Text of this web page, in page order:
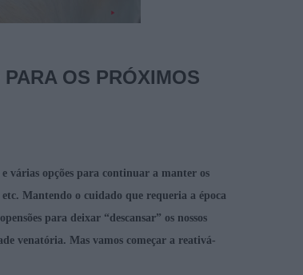
OS PRÓXIMOS
várias opções para continuar a manter os
Mantendo o cuidado que requeria a época
para deixar “descansar” os nossos
venatória. Mas vamos começar a reativá-